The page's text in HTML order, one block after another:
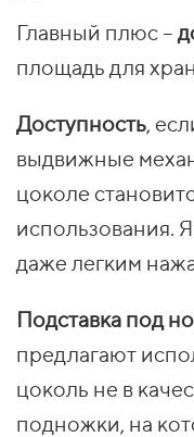
Главный плюс –
площадь для
Доступность,
выдвижные
цоколе
использования.
даже легким
Подставка под
предлагают
цоколь не в
подножки, на